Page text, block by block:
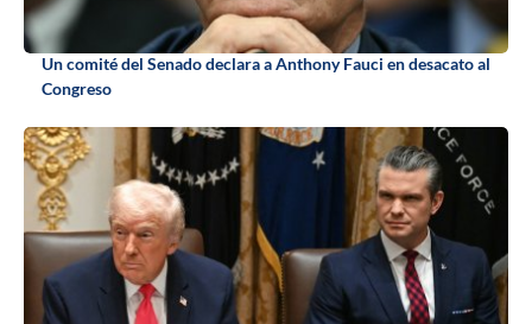
Un comité del Senado declara a Anthony Fauci en desacato al
Congreso